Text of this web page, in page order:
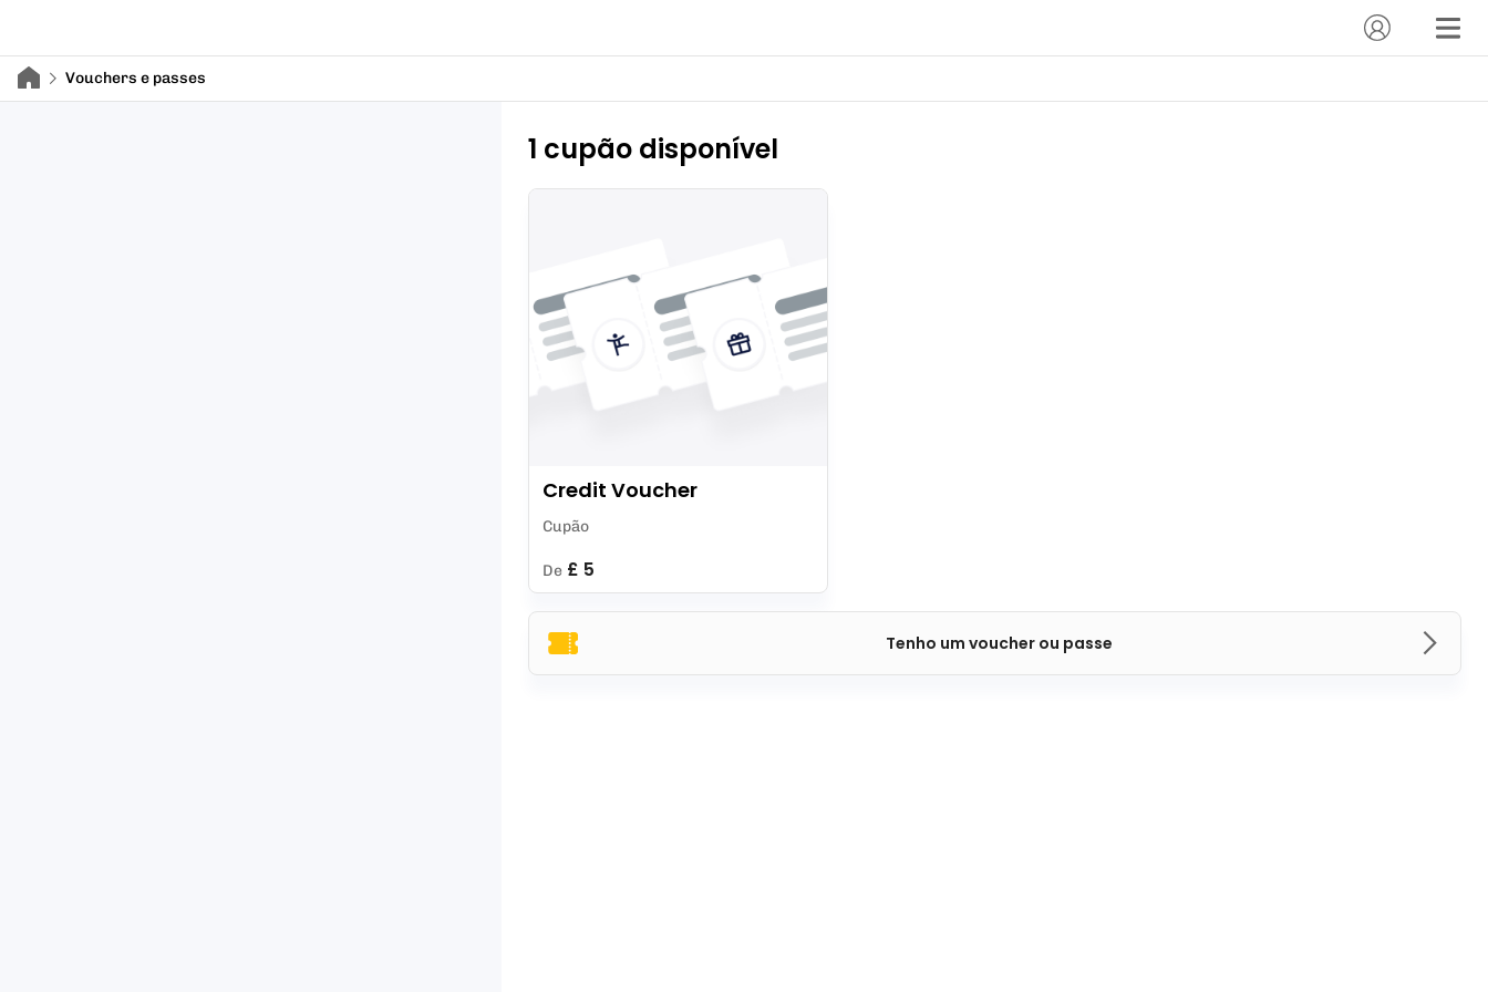
Vouchers e passes
1 cupão disponível
Tenho um voucher ou passe
Credit Voucher
Cupão
De £ 5